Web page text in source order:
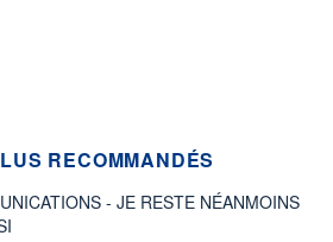
RECOMMANDÉS
- JE RESTE NÉANMOINS